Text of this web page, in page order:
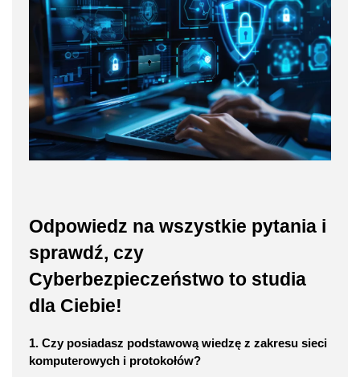
Odpowiedz na wszystkie pytania i
sprawdź, czy
Cyberbezpieczeństwo to studia
dla Ciebie!
1. Czy posiadasz podstawową wiedzę z zakresu sieci
komputerowych i protokołów?